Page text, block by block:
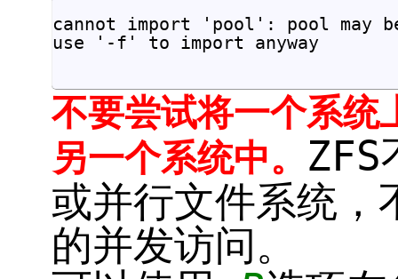
cannot import 'pool': pool may
use '-f' to import anyway
不要尝试将一个系统
另一个系统中。 ZFS
或并行文件系统，
的并发访问。